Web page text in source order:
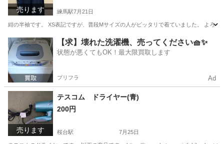
売ります 練馬駅7月21日
紺の半袖です。 XS表記ですが、普段Mサイズの人がピッタリで着ていました。 よろし
東京 練馬区 練馬駅 Tシャツ よろしくお願いします
【求】壊れた洗濯機、売ってください🧺✨
状態が悪くてもOK！最大限買取します
プリフラ Ad
売ります
テスコム ドライヤー(青)
200円
桜台駅 7月25日